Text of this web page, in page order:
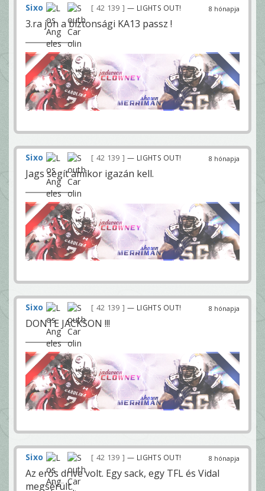
8 hónapja
Sixo 42 139 — LIGHTS OUT!
3.ra jön a biztonsági KA13 passz !
8 hónapja
Sixo 42 139 — LIGHTS OUT!
Jags segít amikor igazán kell.
8 hónapja
Sixo 42 139 — LIGHTS OUT!
DONTE JACKSON !!!
8 hónapja
Sixo 42 139 — LIGHTS OUT!
Az erős drive volt. Egy sack, egy TFL és Vidal
megsérült.